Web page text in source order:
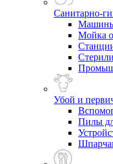
Санитарно-
Машины
Мойка
Убой и
Пилы